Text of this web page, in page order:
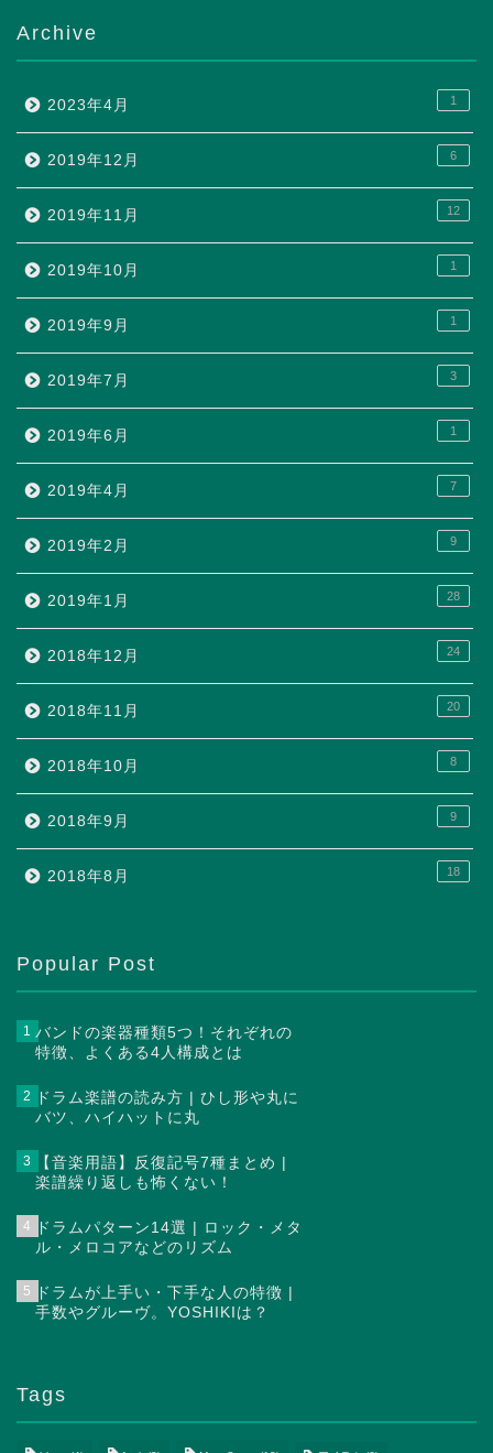
Archive
2023年4月 1
2019年12月 6
2019年11月 12
2019年10月 1
2019年9月 1
2019年7月 3
2019年6月 1
2019年4月 7
2019年2月 9
2019年1月 28
2018年12月 24
2018年11月 20
2018年10月 8
2018年9月 9
2018年8月 18
Popular Post
1 バンドの楽器種類5つ！それぞれの
特徴、よくある4人構成とは
2
ドラム楽譜の読み方 | ひし形や丸に
バツ、ハイハットに丸
3
【音楽用語】反復記号7種まとめ |
楽譜繰り返しも怖くない！
4
ドラムパターン14選 | ロック・メタ
ル・メロコアなどのリズム
5
ドラムが上手い・下手な人の特徴 |
手数やグルーヴ。YOSHIKIは？
Tags